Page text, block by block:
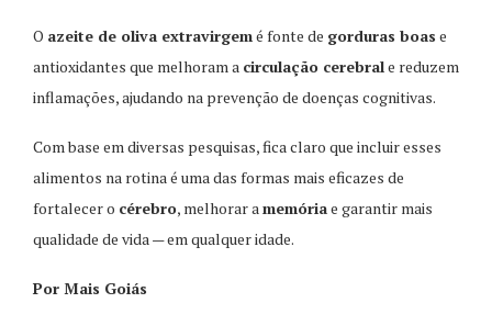
O azeite de oliva extravirgemé fonte de gorduras boas e
antioxidantes que melhoram a circulação cerebrale reduzem
inflamações, ajudando na prevenção de doenças cognitivas.
Com base em diversas pesquisas, fica claro que incluir esses
alimentos na rotina é uma das formas mais eficazes de
fortalecer o cérebro, melhorar amemóriae garantir mais
qualidade de vida — em qualquer idade.
Por Mais Goiás